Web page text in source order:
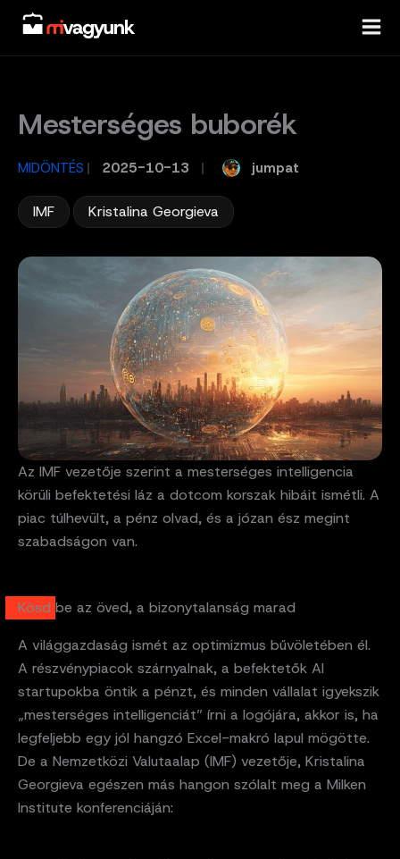
Skip
content
Mesterséges buborék
MIDÖNTÉS / 2025-10-13 jumpat
IMF Kristalina Georgieva
Az IMF vezetője szerint a mesterséges intelligencia
körüli befektetési láz a dotcom korszak hibáit ismétli. A
piac túlhevült, a pénz olvad, és a józan ész megint
szabadságon van.
Kösd be az öved, a bizonytalanság marad
A világgazdaság ismét az optimizmus bűvöletében él.
A részvénypiacok szárnyalnak, a befektetők AI
startupokba öntik a pénzt, és minden vállalat igyekszik
„mesterséges intelligenciát” írni a logójára, akkor is, ha
legfeljebb egy jól hangzó Excel-makró lapul mögötte.
De a Nemzetközi Valutaalap (IMF) vezetője, Kristalina
Georgieva egészen más hangon szólalt meg a Milken
Institute konferenciáján: